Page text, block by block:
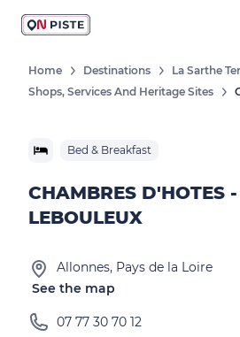
Home Destinations
La Sarthe
Shops, Services And Heritage Sites
Bed & Breakfast
CHAMBRES D'HOTES
LEBOULEUX
Allonnes, Pays de la Loire
See the map
07 77 30 70 12